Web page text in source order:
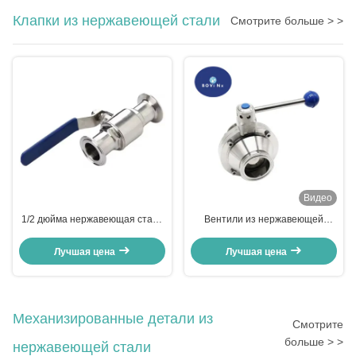
Клапки из нержавеющей стали Смотрите больше > >
1/2 дюйма нержавеющая сталь
шаровой клапан Руководство
OEM настраиваемый для
Лучшая цена
Видео
Вентили из нержавеющей
высокого давления DN15 до
DN100 Размеры доступны
Лучшая цена
Механизированные детали из
нержавеющей стали
Смотрите
больше > >